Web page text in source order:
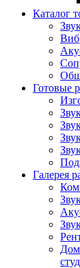
Каталог
Готовые
Галерея